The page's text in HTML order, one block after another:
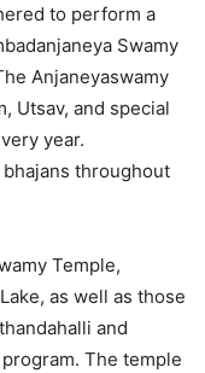
to perform a
Swamy
Anjaneyaswamy
Utsav, and special
year.
throughout
Temple,
as well as those
and
The temple